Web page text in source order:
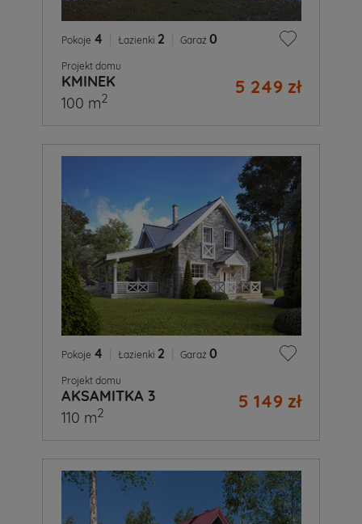
Pokoje 4 Łazienki 2 Garaż 0
Projekt domu
KMINEK 5 249 zł
100 m2
Pokoje 4 Łazienki 2 Garaż 0
Projekt domu
AKSAMITKA 3 5 149 zł
110 m2